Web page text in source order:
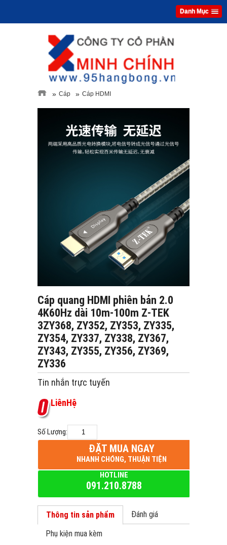
Danh Mục
» Cáp » Cáp HDMI
Cáp quang HDMI phiên bản 2.0
4K60Hz dài 10m-100m Z-TEK
3ZY368, ZY352, ZY353, ZY335,
ZY354, ZY337, ZY338, ZY367,
ZY343, ZY355, ZY356, ZY369,
ZY336
Tin nhắn trực tuyến
LiênHệ
Số Lượng:
ĐẶT MUA NGAY
NHANH CHÓNG, THUẬN TIỆN
HOTLINE
091.210.8788
Thông tin sản phẩm
Đánh giá
Phụ kiện mua kèm